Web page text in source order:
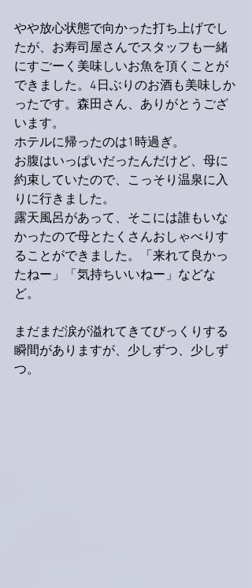
やや放心状態で向かった打ち上げでし
たが、お寿司屋さんでスタッフも一緒
にすごーく美味しいお魚を頂くことが
できました。4日ぶりのお酒も美味しか
ったです。森田さん、ありがとうござ
います。
ホテルに帰ったのは1時過ぎ。
お腹はいっぱいだったんだけど、母に
約束していたので、こっそり温泉に入
りに行きました。
露天風呂があって、そこには誰もいな
かったので母とたくさんおしゃべりす
ることができました。「来れて良かっ
たねー」「気持ちいいねー」などな
ど。
まだまだ涙が溢れてきてびっくりする
瞬間がありますが、少しずつ、少しず
つ。